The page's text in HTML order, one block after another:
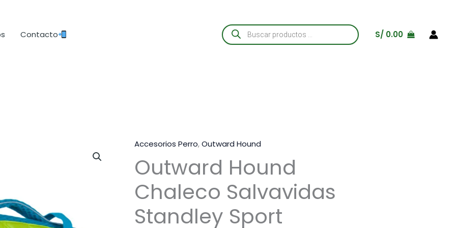
Contacto
Búsqueda
de
productos
S/ 0.00
Accesorios Perro,Outward Hound
Outward Hound
Chaleco Salvavidas
Standley Sport